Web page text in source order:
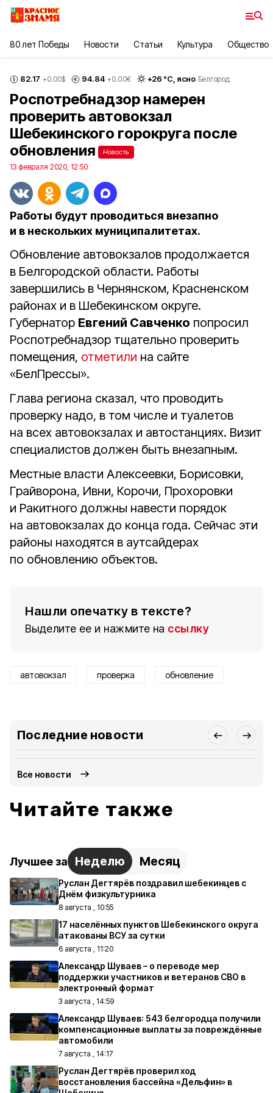
80 лет Победы Новости Статьи Культура Общество
82.17 +0.00$ 94.84 +0.00€ +26 °С, ясно Белгород
Роспотребнадзор намерен
проверить автовокзал
Шебекинского горокруга после
обновления
Новость
13 февраля 2020, 12:50
Работы будут проводиться внезапно
и в нескольких муниципалитетах.
Обновление автовокзалов продолжается
в Белгородской области. Работы
завершились в Чернянском, Красненском
районах и в Шебекинском округе.
Губернатор Евгений Савченко попросил
Роспотребнадзор тщательно проверить
помещения, отметили на сайте
«БелПрессы».
Глава региона сказал, что проводить
проверку надо, в том числе и туалетов
на всех автовокзалах и автостанциях. Визит
специалистов должен быть внезапным.
Местные власти Алексеевки, Борисовки,
Грайворона, Ивни, Корочи, Прохоровки
и Ракитного должны навести порядок
на автовокзалах до конца года. Сейчас эти
районы находятся в аутсайдерах
по обновлению объектов.
Нашли опечатку в тексте?
Выделите ее и нажмите на ссылку
автовокзал проверка обновление
Последние новости
Все новости
Читайте также
Лучшее за Неделю Месяц
Руслан Дегтярёв поздравил шебекинцев с
Днём физкультурника
8 августа , 10:55
17 населённых пунктов Шебекинского округа
атакованы ВСУ за сутки
6 августа , 11:20
Александр Шуваев – о переводе мер
поддержки участников и ветеранов СВО в
электронный формат
3 августа , 14:59
Александр Шуваев: 543 белгородца получили
компенсационные выплаты за повреждённые
автомобили
7 августа , 14:17
Руслан Дегтярёв проверил ход
восстановления бассейна «Дельфин» в